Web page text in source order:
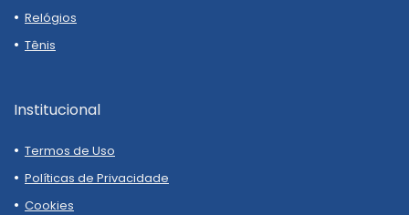
Relógios
Tênis
Institucional
Termos de Uso
Políticas de Privacidade
Cookies